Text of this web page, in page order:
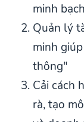
minh bạch
Quản lý
minh
thông"
Cải cách
rà, tạo